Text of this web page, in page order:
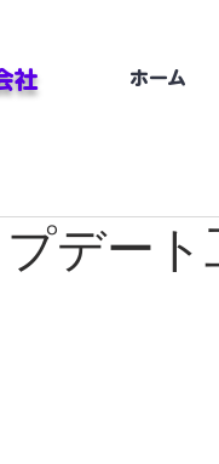
社
ホーム
デート